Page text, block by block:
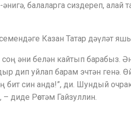
балаларга сиздереп,
Казан Татар дәүләт
әни белән кайтып барабыз.
дип уйлап барам эчтән генә.
син анда!”, ди. Шундый
диде Рөстәм Гайзуллин.